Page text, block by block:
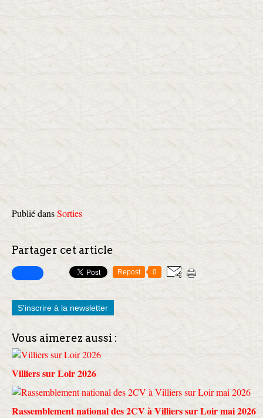
Publié dansSorties
Partager cet article
Repost 0
S'inscrire à la newsletter
Vous aimerez aussi :
Villiers sur Loir 2026
Rassemblement national des 2CV à Villiers sur Loir mai 2026